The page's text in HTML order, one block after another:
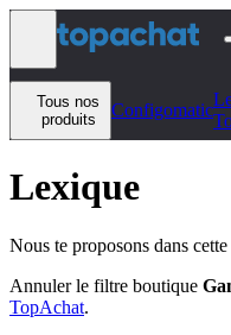
Aller au contenu
Tous nos
produits
Configomatic
Lexique
Nous te proposons dans
Annuler le filtre boutique
TopAchat.